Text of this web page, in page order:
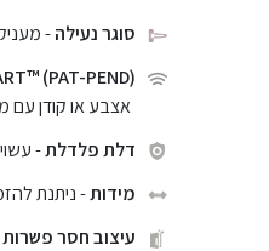
סוגר נעילה-
(PAT-PEND)
אצבע או קודן עם
דלת פלדלת-
מידות- ניתנת
עיצוב חסר פשרות